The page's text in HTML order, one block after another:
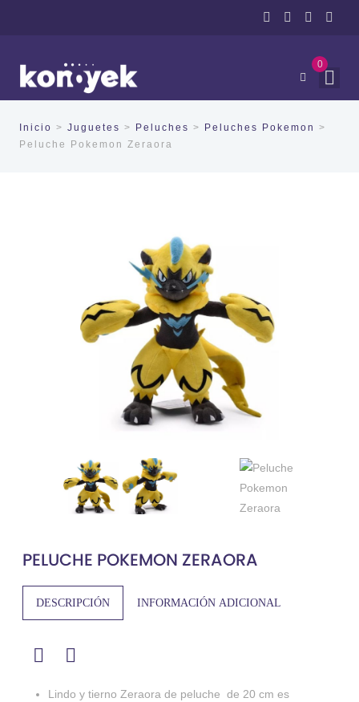
0
Inicio > Juguetes > Peluches > Peluches Pokemon >
Peluche Pokemon Zeraora
PELUCHE POKEMON ZERAORA
DESCRIPCIÓN INFORMACIÓN ADICIONAL
Lindo y tierno Zeraora de peluche de 20 cm es